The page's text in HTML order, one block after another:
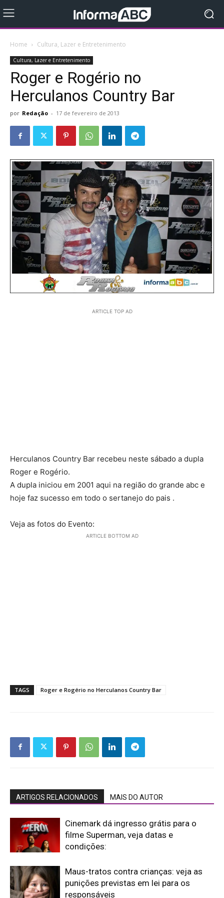
Home Cultura, Lazer e Entretenimento
Cultura, Lazer e Entretenimento
Roger e Rogério no
Herculanos Country Bar
por Redação - 17 de fevereiro de 2013
ARTICLE TOP AD
Herculanos Country Bar recebeu neste sábado a dupla
Roger e Rogério.
A dupla iniciou em 2001 aqui na região do grande abc e
hoje faz sucesso em todo o sertanejo do pais .
Veja as fotos do Evento:
ARTICLE BOTTOM AD
TAGS Roger e Rogério no Herculanos Country Bar
ARTIGOS RELACIONADOS MAIS DO AUTOR
Cinemark dá ingresso grátis para o
filme Superman, veja datas e
condições:
Maus-tratos contra crianças: veja as
punições previstas em lei para os
responsáveis